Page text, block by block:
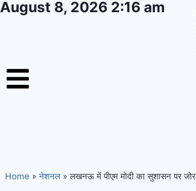
August 8, 2026 2:16 am
Home » नेशनल » लखनऊ में पीएम मोदी का सुशासन पर जोर